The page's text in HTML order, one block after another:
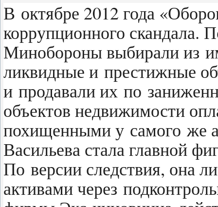
В октябре 2012 года
коррупционного скандала.
Минобороны выбирали из
ликвидные и престижные
и продавали их по
объектов недвижимости
похищенными у самого же
Васильева стала главной
По версии следствия, она
активами через